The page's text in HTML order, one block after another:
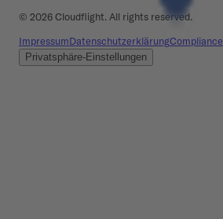
© 2026Cloudflight. All rights reserved.
ImpressumDatenschutzerklärungCompliance
Privatsphäre-Einstellungen